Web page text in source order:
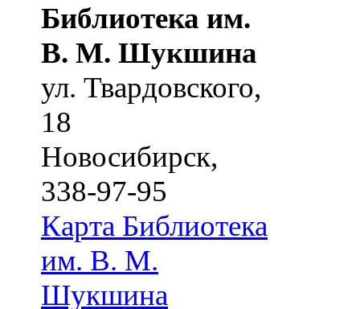
Библиотека им.
В. М. Шукшина
ул. Твардовского,
18
Новосибирск,
338-97-95
Карта Библиотека
им. В. М.
Шукшина